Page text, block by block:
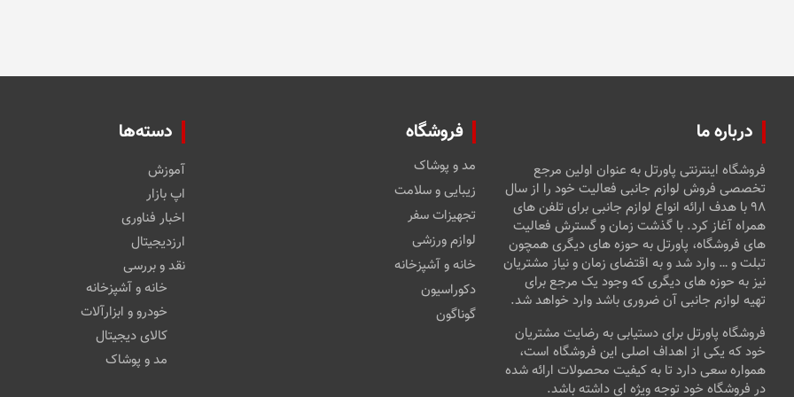
درباره ما
فروشگاه اینترنتی پاورتل به عنوان اولین مرجع
تخصصی فروش لوازم جانبی فعالیت خود را از سال
۹۸ با هدف ارائه انواع لوازم جانبی برای تلفن های
همراه آغاز کرد. با گذشت زمان و گسترش فعالیت
های فروشگاه، پاورتل به حوزه های دیگری همچون
تبلت و … وارد شد و به اقتضای زمان و نیاز مشتریان
نیز به حوزه های دیگری که وجود یک مرجع برای
تهیه لوازم جانبی آن ضروری باشد وارد خواهد شد.
فروشگاه پاورتل برای دستیابی به رضایت مشتریان
خود که یکی از اهداف اصلی این فروشگاه است،
همواره سعی دارد تا به کیفیت محصولات ارائه شده
در فروشگاه خود توجه ویژه ای داشته باشد.
فروشگاه
مد و پوشاک
زیبایی و سلامت
تجهیزات سفر
لوازم ورزشی
خانه و آشپزخانه
دکوراسیون
گوناگون
دسته‌ها
آموزش
اپ بازار
اخبار فناوری
ارزدیجیتال
نقد و بررسی
خانه و آشپزخانه
خودرو و ابزارآلات
کالای دیجیتال
مد و پوشاک